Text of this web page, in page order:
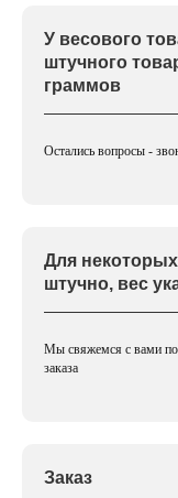
У весового
штучного
граммов
Остались вопросы -
Для
штучно, вес
Мы свяжемся с вами
заказа
Заказ